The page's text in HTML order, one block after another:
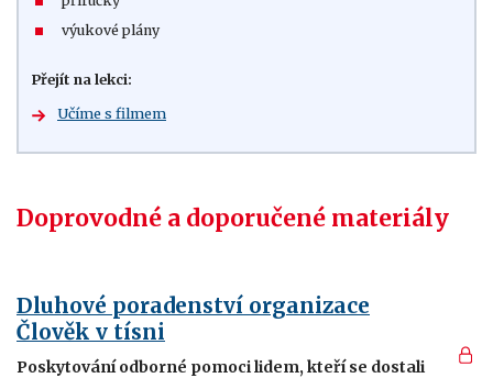
výukové plány
Přejít na lekci:
Učíme s filmem
Doprovodné a doporučené materiály
Dluhové poradenství organizace
Člověk v tísni
Poskytování odborné pomoci lidem, kteří se dostali